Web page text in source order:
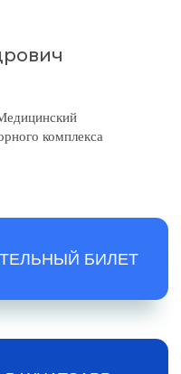
комплекса